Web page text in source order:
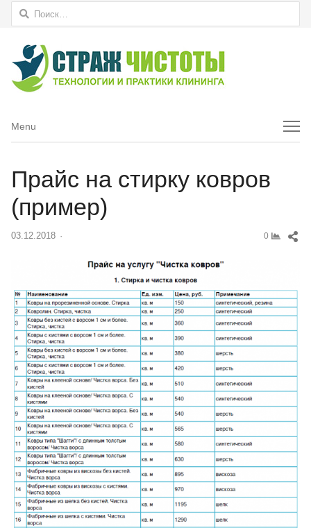
Найти:
Menu
Menu
Прайс на стирку ковров
(пример)
03.12.2018 0